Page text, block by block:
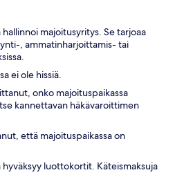
majoitusyritys. Se tarjoaa
, ammatinharjoittamis- tai
ei ole hissiä.
onko majoituspaikassa
kannettavan häkävaroittimen
että majoituspaikassa on
hyväksyy luottokortit. Käteismaksuja